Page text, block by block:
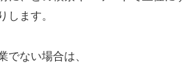
します。
でない場合は、